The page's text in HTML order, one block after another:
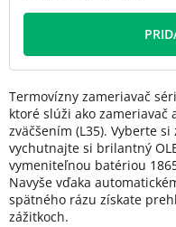
Jednotková
Termovízny zameriavač
ktoré slúži ako zameriavač
zväčšením (L35). Vyberte
vychutnajte si brilantný
vymeniteľnou batériou
Navyše vďaka
spätného rázu získate
zážitkoch.